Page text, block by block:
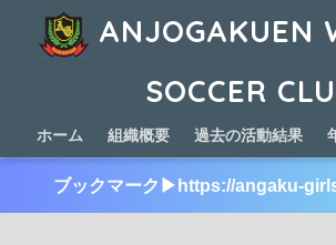
ANJOGAKUEN
SOCCER
ホーム 組織概要 過去の活動結果
ブックマーク▶︎https://angaku-